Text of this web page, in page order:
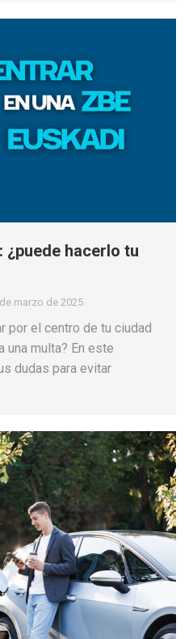
¿puede hacerlo tu
marzo de 2025
por el centro de tu ciudad
una multa? En este
dudas para evitar